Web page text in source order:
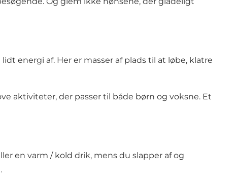
energi af. Her er masser af plads til at løbe, klatre
aktiviteter, der passer til både børn og voksne. Et
en varm / kold drik, mens du slapper af og